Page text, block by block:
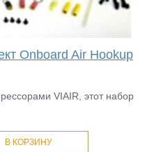
Onboard Air Hookup
VIAIR, этот набор
В КОРЗИНУ